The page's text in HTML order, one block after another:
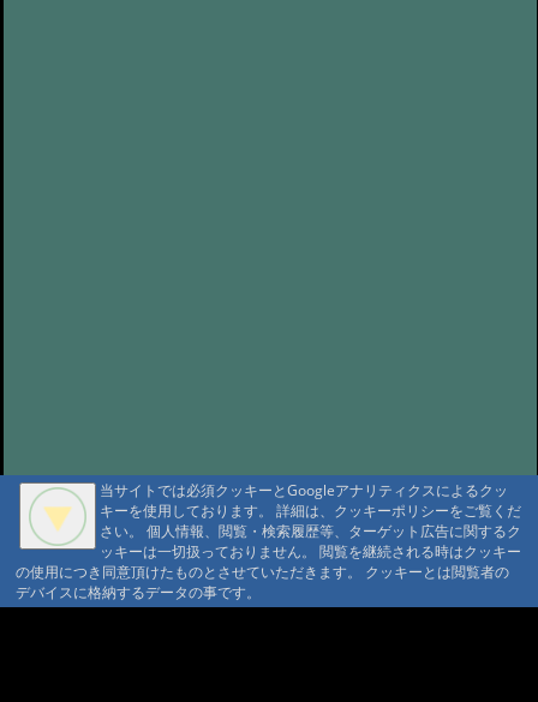
当サイトでは必須クッキーとGoogleアナリティクスによるクッ
キーを使用しております。 詳細は、クッキーポリシーをご覧くだ
さい。 個人情報、閲覧・検索履歴等、ターゲット広告に関するク
ッキーは一切扱っておりません。 閲覧を継続される時はクッキー
の使用につき同意頂けたものとさせていただきます。 クッキーとは閲覧者の
デバイスに格納するデータの事です。